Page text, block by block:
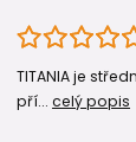
TITANIA je
pří... celý popis